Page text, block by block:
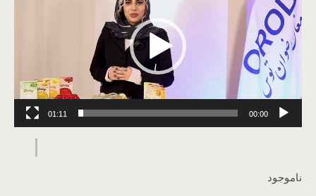
00:00
01:11
ناموجود